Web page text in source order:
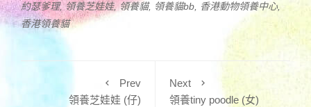
約瑟爹理,領養芝娃娃,領養貓, 領養貓bb 香港動物領養中心
香港領養貓
Prev
領養芝娃娃 (仔)
Next
領養tiny poodle (女)